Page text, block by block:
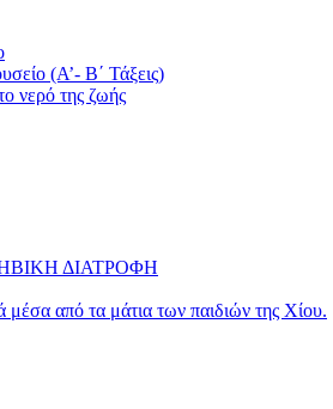
(Α’- Β΄ Τάξεις)
νερό της ζωής
ΔΙΑΤΡΟΦΗ
από τα μάτια των παιδιών της Χίου.